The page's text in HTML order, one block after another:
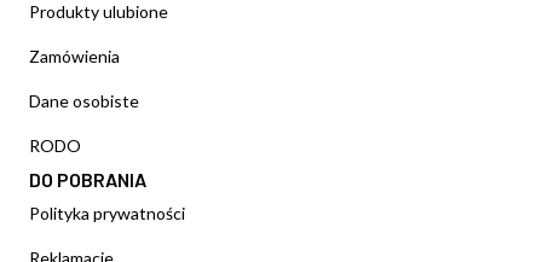
Produkty ulubione
Zamówienia
Dane osobiste
RODO
DO POBRANIA
Polityka prywatności
Reklamacje